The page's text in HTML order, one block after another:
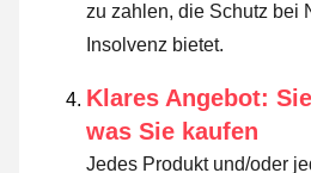
zu zahlen, die Schutz bei
Insolvenz bietet.
Klares Angebot:
was Sie kaufen
Jedes Produkt und/oder